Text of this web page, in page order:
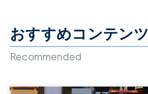
おすすめコンテンツ
Recommended